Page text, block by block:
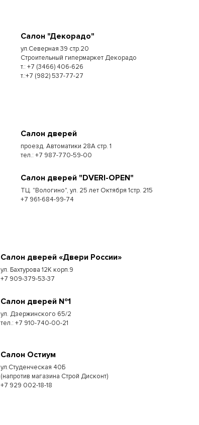
Салон "Декорадо"
ул.Северная 39 стр.20
Строительный гипермаркет Декорадо
т.: +7 (3466) 406-626
т.:+7 (982) 537-77-27
Салон дверей
проезд. Автоматики 28А стр. 1
тел.: +7 987-770-59-00
Салон дверей "DVERI-OPEN"
ТЦ. "Вологино", ул. 25 лет Октября 1стр. 215
+7 961-684-99-74
Салон дверей «Двери России»
ул. Бахтурова 12К корп.9
+7 909-379-53-37
Салон дверей №1
ул. Дзержинского 65/2
тел.: +7 910-740-00-21
Салон Остиум
ул.Студенческая 40Б
(напротив магазина Строй Дисконт)
+7 929 002-18-18